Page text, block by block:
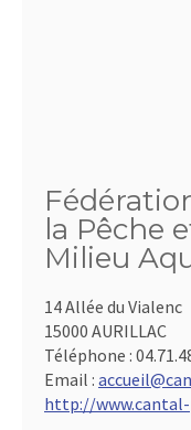
la Pêche
Milieu
14 Allée du Vialenc
15000 AURILLAC
Téléphone :
Email :
http://www.cantal-